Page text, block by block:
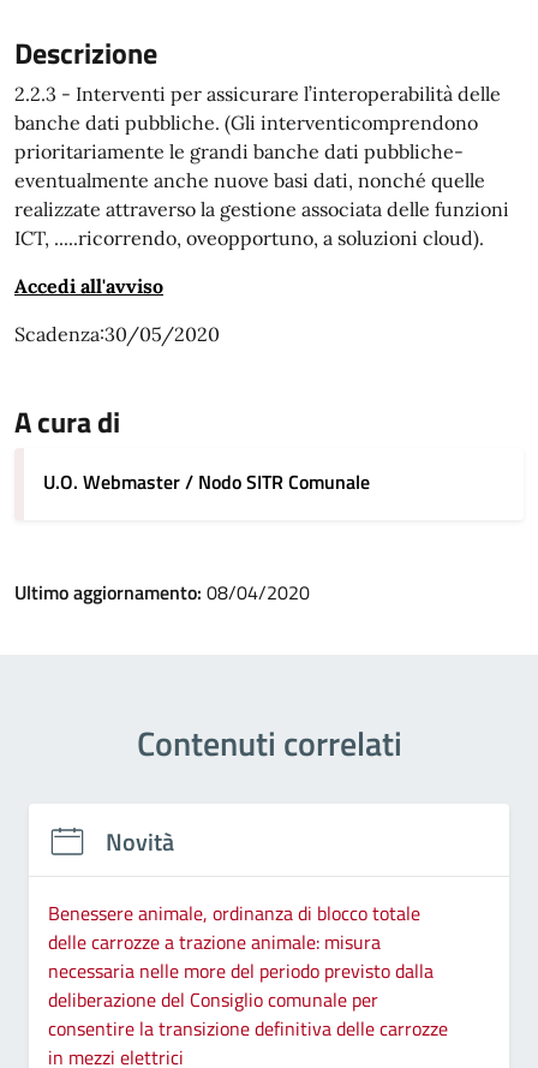
Descrizione
2.2.3 - Interventi per assicurare l’interoperabilità delle
banche dati pubbliche. (Gli interventicomprendono
prioritariamente le grandi banche dati pubbliche-
eventualmente anche nuove basi dati, nonché quelle
realizzate attraverso la gestione associata delle funzioni
ICT, .....ricorrendo, oveopportuno, a soluzioni cloud).
Accedi all'avviso
Scadenza:30/05/2020
A cura di
U.O. Webmaster / Nodo SITR Comunale
Ultimo aggiornamento: 08/04/2020
Contenuti correlati
Novità
Benessere animale, ordinanza di blocco totale
delle carrozze a trazione animale: misura
necessaria nelle more del periodo previsto dalla
deliberazione del Consiglio comunale per
consentire la transizione definitiva delle carrozze
in mezzi elettrici